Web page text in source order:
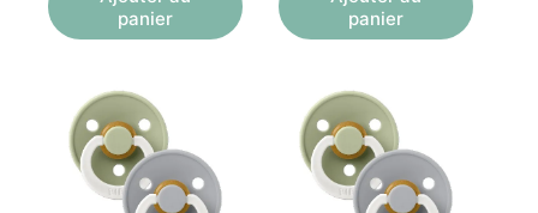
panier
panier